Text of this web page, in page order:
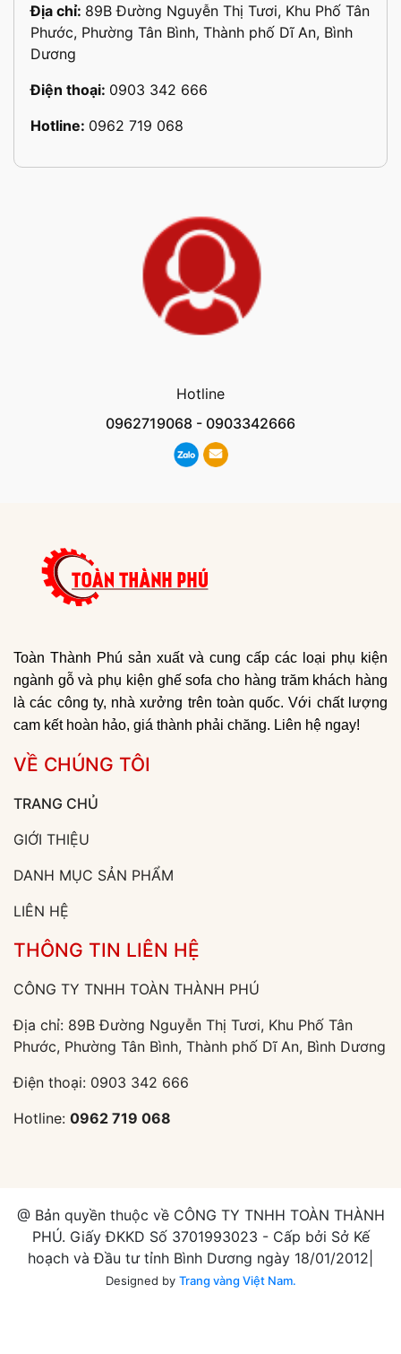
Địa chỉ: 89B Đường Nguyễn Thị Tươi, Khu Phố Tân
Phước, Phường Tân Bình, Thành phố Dĩ An, Bình
Dương
Điện thoại: 0903 342 666
Hotline: 0962 719 068
Hotline
0962719068 - 0903342666
Toàn Thành Phú sản xuất và cung cấp các loại phụ kiện
ngành gỗ và phụ kiện ghế sofa cho hàng trăm khách hàng
là các công ty, nhà xưởng trên toàn quốc. Với chất lượng
cam kết hoàn hảo, giá thành phải chăng. Liên hệ ngay!
VỀ CHÚNG TÔI
TRANG CHỦ
GIỚI THIỆU
DANH MỤC SẢN PHẨM
LIÊN HỆ
THÔNG TIN LIÊN HỆ
CÔNG TY TNHH TOÀN THÀNH PHÚ
Địa chỉ: 89B Đường Nguyễn Thị Tươi, Khu Phố Tân
Phước, Phường Tân Bình, Thành phố Dĩ An, Bình Dương
Điện thoại: 0903 342 666
Hotline: 0962 719 068
@ Bản quyền thuộc về CÔNG TY TNHH TOÀN THÀNH
PHÚ. Giấy ĐKKD Số 3701993023 - Cấp bởi Sở Kế
hoạch và Đầu tư tỉnh Bình Dương ngày 18/01/2012|
Designed by Trang vàng Việt Nam.